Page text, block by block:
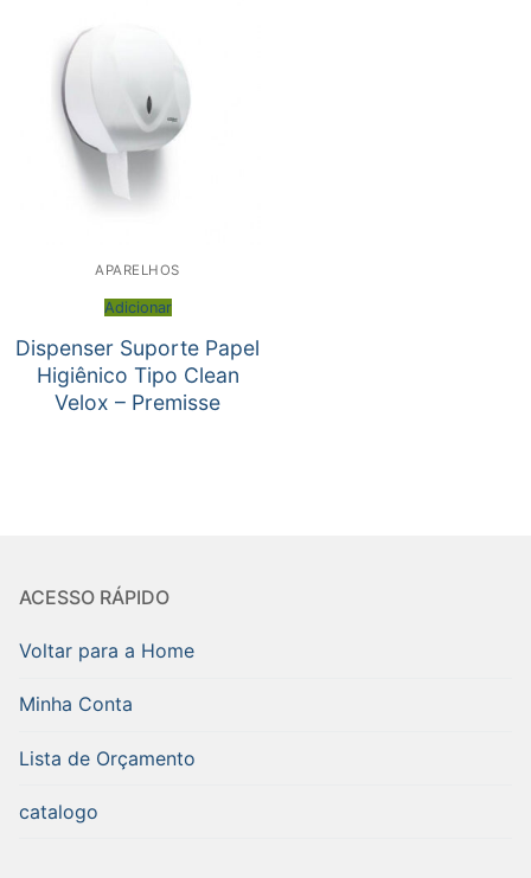
APARELHOS
Adicionar
Dispenser Suporte Papel
Higiênico Tipo Clean
Velox – Premisse
ACESSO RÁPIDO
Voltar para a Home
Minha Conta
Lista de Orçamento
catalogo